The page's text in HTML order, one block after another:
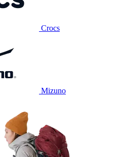
Crocs
Mizuno